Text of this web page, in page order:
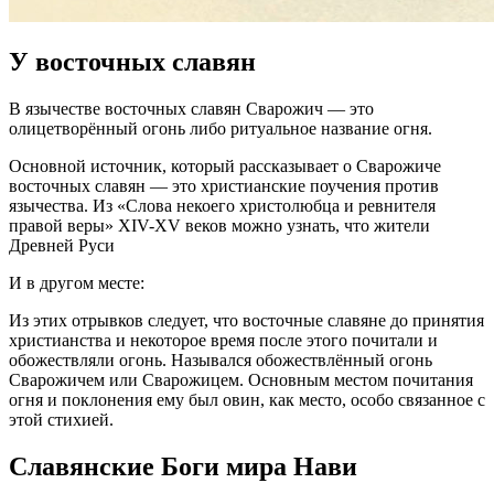
У восточных славян
В язычестве восточных славян Сварожич — это
олицетворённый огонь либо ритуальное название огня.
Основной источник, который рассказывает о Сварожиче
восточных славян — это христианские поучения против
язычества. Из «Слова некоего христолюбца и ревнителя
правой веры» XIV-XV веков можно узнать, что жители
Древней Руси
И в другом месте:
Из этих отрывков следует, что восточные славяне до принятия
христианства и некоторое время после этого почитали и
обожествляли огонь. Назывался обожествлённый огонь
Сварожичем или Сварожицем. Основным местом почитания
огня и поклонения ему был овин, как место, особо связанное с
этой стихией.
Славянские Боги мира Нави